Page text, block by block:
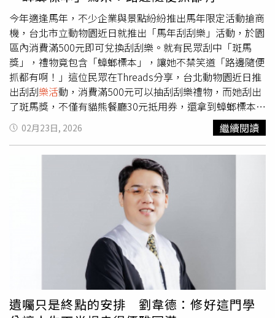
臺灣便捷交通路網與周邊自然環境優勢，發展為融合競技、
訓練與休閒體驗的多功能運動場館，為臺灣射擊運動開創嶄
新里程碑。
今年適逢馬年，不少企業與景點紛紛推出馬年限定活動搶商
機，台北市立動物園近日就推出「馬年刮刮樂」活動，於園
區內消費滿500元即可兌換刮刮樂。就有民眾刮中「斑馬
獎」，禮物竟包含「蟑螂標本」，讓她不禁笑道「路邊隨便
抓都有啊！」這位民眾在Threads分享，台北動物園近日推
出刮刮樂活動，消費滿500元可以抽刮刮樂禮物，而她刮出
了斑馬獎，不僅有貓熊餐廳30元抵用券，還拿到蟑螂標本，
讓她忍不住驚呼，「為什麼是蟑螂標本啊哈哈哈哈哈，雖然
我不怕，但是這在台北市路邊隨便抓都有啊。」照片曝光
後，不少網友紛紛在底下留言，「好可愛啊」、「而且是大
隻的，超有誠意」、「好消息：中獎了；壞消息：可以丟
了」、「我會還給園方欸，然後說一句『這不是獎品，是懲
罰吧』」、「整人吧，誰會想收到這個標本」、「怎麼會想
做蟑螂標本，重點誰想要」、「一拆開禮物會直接尖叫」、
「放在家裡可以恐嚇其他蟑螂」。也有人說，「我抽到蒼
蠅」、「我也中了斑馬獎，但不是蟑螂標本（應該是蜘
蛛），你的很可怕呀」、「我抽到一個小石頭，抽到蟑螂標
本會生氣欸」、「這個499元一隻，因爲我也抽到」、「蟑
螂隨便抓都有，但做好的蟑螂標本不一定隨便有」、「搞不
好就地取材」、「至少這個不會動也乾淨」、「妳得到今年
交換禮物的首選了」、「今年的聖誕節，討厭的同事知道送
02月23日, 2026 繼續閱讀
遺囑只是終點的安排 劉韋德：修好這門學